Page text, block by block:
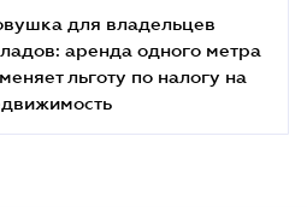
для владельцев
аренда одного метра
льготу по налогу на